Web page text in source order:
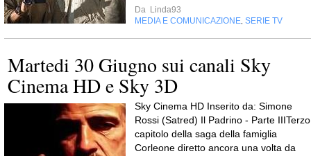
Da Linda93
MEDIA E COMUNICAZIONE SERIE TV
Martedi 30 Giugno sui canali Sky
Cinema HD e Sky 3D
Sky Cinema HD Inserito da: Simone
Rossi (Satred) Il Padrino - Parte IIITerzo
capitolo della saga della famiglia
Corleone diretto ancora una volta da